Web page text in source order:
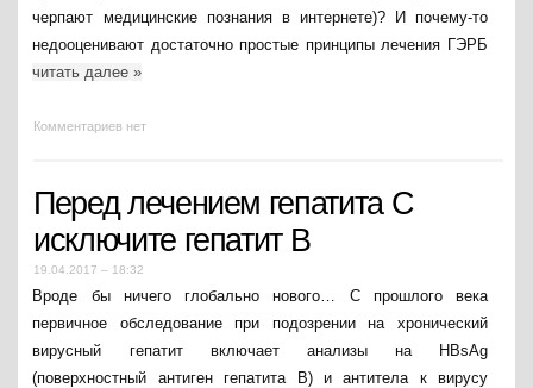
черпают медицинские познания в интернете)? И почему-то
недооценивают достаточно простые принципы лечения ГЭРБ
читать далее»
Комментариев нет
Перед лечением гепатита С
исключите гепатит В
19.04.2017 – 18:32
Вроде бы ничего глобально нового… С прошлого века
первичное обследование при подозрении на хронический
вирусный гепатит включает анализы на HBsAg
(поверхностный антиген гепатита В) и антитела к вирусу